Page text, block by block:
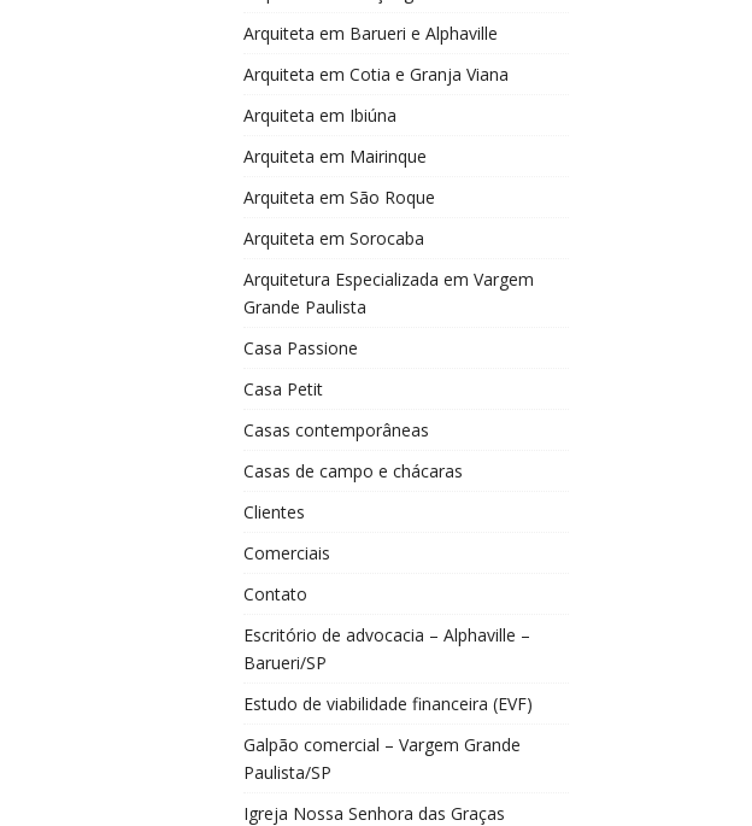
Arquiteta em Barueri e Alphaville
Arquiteta em Cotia e Granja Viana
Arquiteta em Ibiúna
Arquiteta em Mairinque
Arquiteta em São Roque
Arquiteta em Sorocaba
Arquitetura Especializada em Vargem
Grande Paulista
Casa Passione
Casa Petit
Casas contemporâneas
Casas de campo e chácaras
Clientes
Comerciais
Contato
Escritório de advocacia – Alphaville –
Barueri/SP
Estudo de viabilidade financeira (EVF)
Galpão comercial – Vargem Grande
Paulista/SP
Igreja Nossa Senhora das Graças